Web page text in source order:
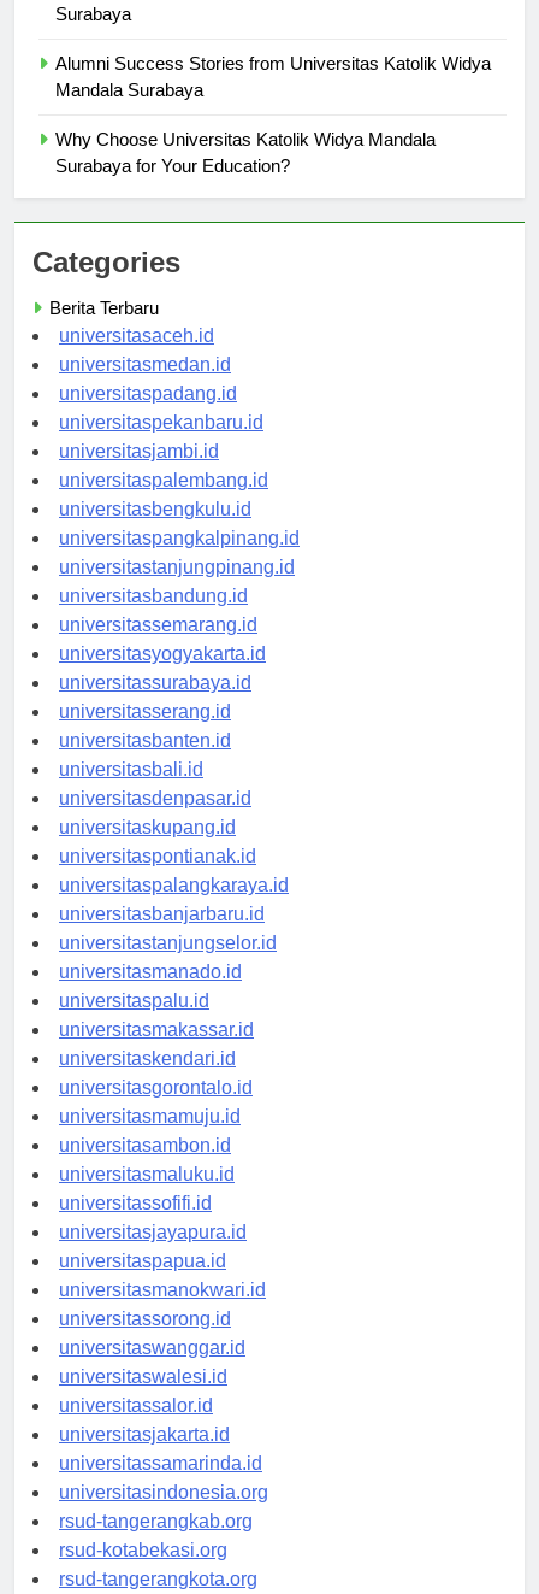
Campus Facilities at Universitas Katolik Widya Mandala
Alumni Success Stories from Universitas Katolik Widya
Why Choose Universitas Katolik Widya Mandala
Categories
Berita Terbaru
universitasaceh.id
universitasmedan.id
universitaspadang.id
universitaspekanbaru.id
universitasjambi.id
universitaspalembang.id
universitasbengkulu.id
universitaspangkalpinang.id
universitastanjungpinang.id
universitasbandung.id
universitassemarang.id
universitasyogyakarta.id
universitassurabaya.id
universitasserang.id
universitasbanten.id
universitasbali.id
universitasdenpasar.id
universitaskupang.id
universitaspontianak.id
universitaspalangkaraya.id
universitasbanjarbaru.id
universitastanjungselor.id
universitasmanado.id
universitaspalu.id
universitasmakassar.id
universitaskendari.id
universitasgorontalo.id
universitasmamuju.id
universitasambon.id
universitasmaluku.id
universitassofifi.id
universitasjayapura.id
universitaspapua.id
universitasmanokwari.id
universitassorong.id
universitaswanggar.id
universitaswalesi.id
universitassalor.id
universitasjakarta.id
universitassamarinda.id
universitasindonesia.org
rsud-tangerangkab.org
rsud-kotabekasi.org